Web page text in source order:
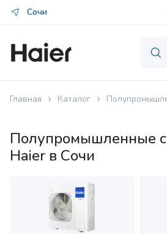
Сочи
Главная Каталог
Полупромышленные
Haier в Сочи